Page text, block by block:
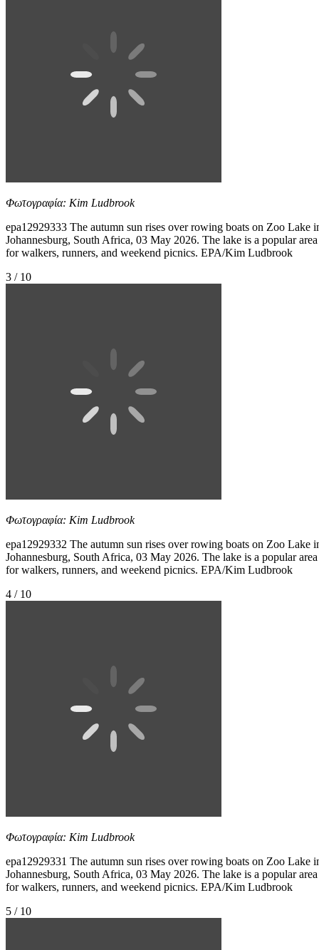
Φωτογραφία: Kim Ludbrook
epa12929333 The autumn sun rises over rowing boats on Zoo Lake
Johannesburg, South Africa, 03 May 2026. The lake is a popular area
for walkers, runners, and weekend picnics. EPA/Kim Ludbrook
3 / 10
Φωτογραφία: Kim Ludbrook
epa12929332 The autumn sun rises over rowing boats on Zoo Lake
Johannesburg, South Africa, 03 May 2026. The lake is a popular area
for walkers, runners, and weekend picnics. EPA/Kim Ludbrook
4 / 10
Φωτογραφία: Kim Ludbrook
epa12929331 The autumn sun rises over rowing boats on Zoo Lake
Johannesburg, South Africa, 03 May 2026. The lake is a popular area
for walkers, runners, and weekend picnics. EPA/Kim Ludbrook
5 / 10